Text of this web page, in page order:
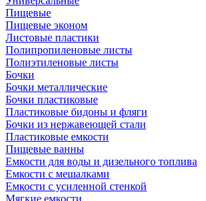
Пищевые
Пищевые эконом
Листовые пластики
Полипропиленовые листы
Полиэтиленовые листы
Бочки
Бочки металлические
Бочки пластиковые
Пластиковые бидоны и фляги
Бочки из нержавеющей стали
Пластиковые емкости
Пищевые ванны
Емкости для воды и дизельного топлива
Емкости с мешалками
Емкости с усиленной стенкой
Мягкие емкости